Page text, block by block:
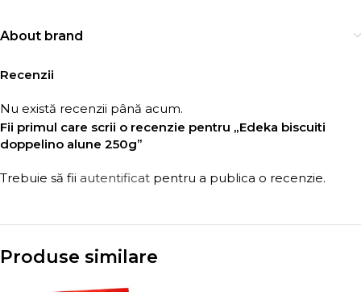
About brand
Recenzii
Nu există recenzii până acum.
Fii primul care scrii o recenzie pentru „Edeka biscuiti
doppelino alune 250g”
Trebuie să fii autentificat pentru a publica o recenzie.
Produse similare